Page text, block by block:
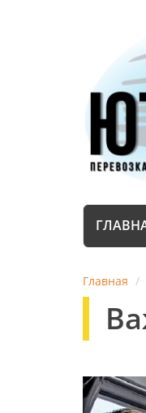
Главная